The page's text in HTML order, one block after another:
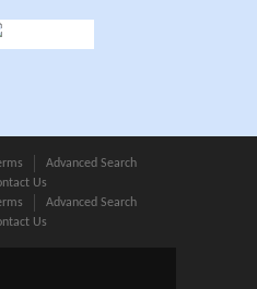
Advanced Search
Us
Advanced Search
Us